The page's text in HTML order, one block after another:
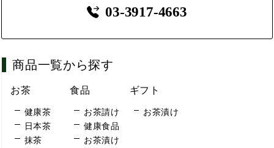
03-3917-4663
商品一覧から探す
お茶
健康茶
日本茶
抹茶
食品
お茶請け
健康食品
お茶漬け
ギフト
お茶漬け